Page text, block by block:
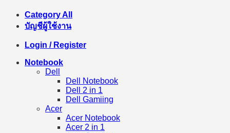
Category All
บัญชีผู้ใช้งาน
Login / Register
Notebook
Dell
Dell Notebook
Dell 2 in 1
Dell Gamiing
Acer
Acer Notebook
Acer 2 in 1